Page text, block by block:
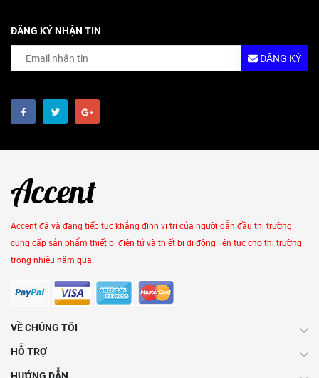
ĐĂNG KÝ NHẬN TIN
ĐĂNG KÝ
Accent đã và đang tiếp tục khẳng định vị trí của người dẫn đầu thị trường
cung cấp sản phẩm thiết bị điện tử và thiết bị di động liên tục cho thị trường
trong nhiều năm qua.
VỀ CHÚNG TÔI
HỖ TRỢ